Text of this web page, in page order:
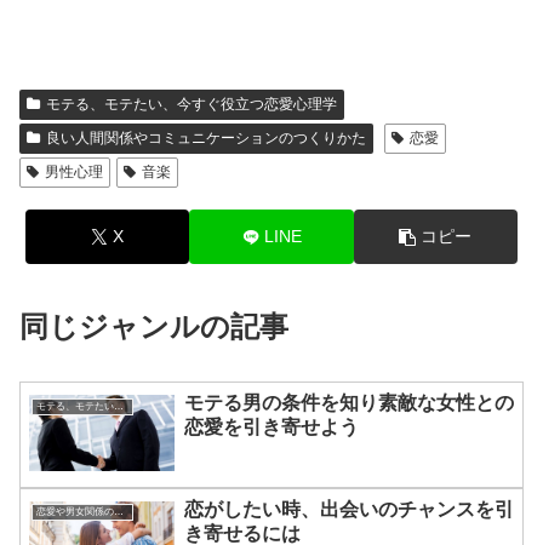
モテる、モテたい、今すぐ役立つ恋愛心理学
良い人間関係やコミュニケーションのつくりかた
恋愛
男性心理
音楽
X LINE コピー
同じジャンルの記事
モテる、モテたい、今すぐ役立つ恋愛心理学
モテる男の条件を知り素敵な女性との
恋愛を引き寄せよう
恋愛や男女関係の悩み
恋がしたい時、出会いのチャンスを引
き寄せるには